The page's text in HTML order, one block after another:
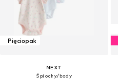
Pięciopak
NEXT
Śpiochy/body